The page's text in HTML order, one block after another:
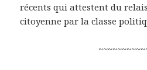
récents qui attestent du
citoyenne par la classe